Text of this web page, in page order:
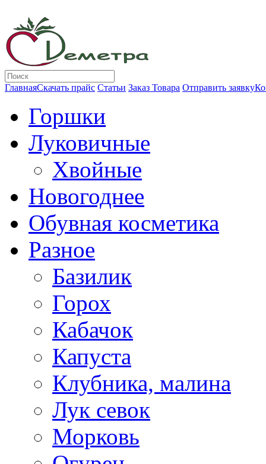
ГлавнаяСкачать прайс Статьи Заказ Товара Отправить заявку
Горшки
Луковичные
Хвойные
Новогоднее
Обувная косметика
Разное
Базилик
Горох
Кабачок
Капуста
Клубника, малина
Лук севок
Морковь